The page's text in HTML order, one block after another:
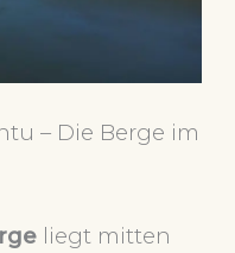
– Die Berge im
liegt mitten